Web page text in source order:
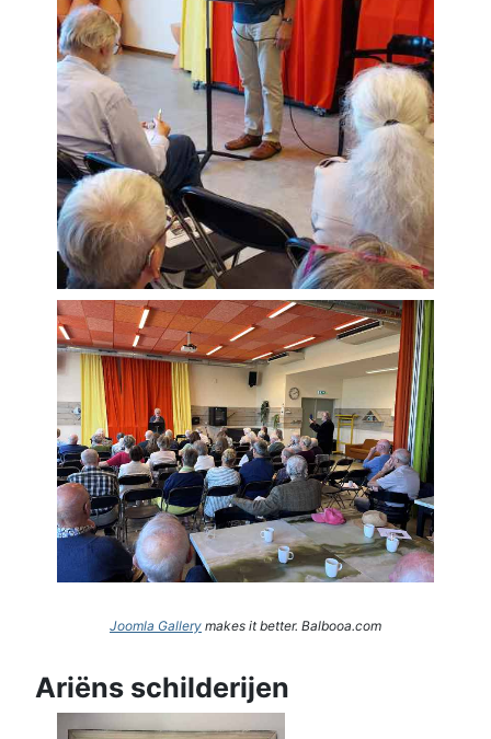
Joomla Gallery makes it better. Balbooa.com
Ariëns schilderijen